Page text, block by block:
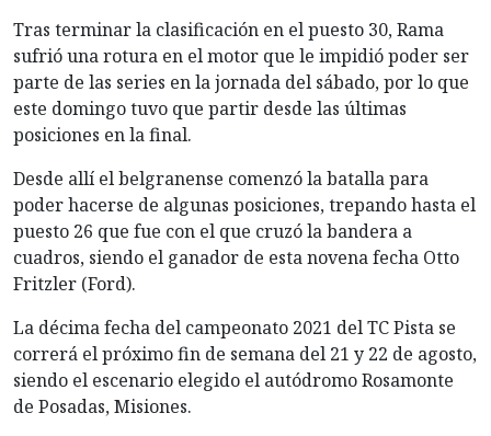
Tras terminar la clasificación en el puesto 30, Rama
sufrió una rotura en el motor que le impidió poder ser
parte de las series en la jornada del sábado, por lo que
este domingo tuvo que partir desde las últimas
posiciones en la final.
Desde allí el belgranense comenzó la batalla para
poder hacerse de algunas posiciones, trepando hasta el
puesto 26 que fue con el que cruzó la bandera a
cuadros, siendo el ganador de esta novena fecha Otto
Fritzler (Ford).
La décima fecha del campeonato 2021 del TC Pista se
correrá el próximo fin de semana del 21 y 22 de agosto,
siendo el escenario elegido el autódromo Rosamonte
de Posadas, Misiones.